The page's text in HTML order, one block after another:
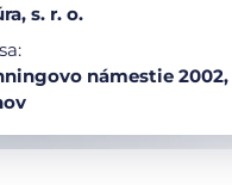
s. r. o.
námestie 2002,